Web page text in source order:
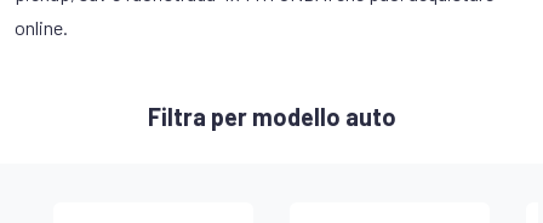
online.
Filtra per modello auto